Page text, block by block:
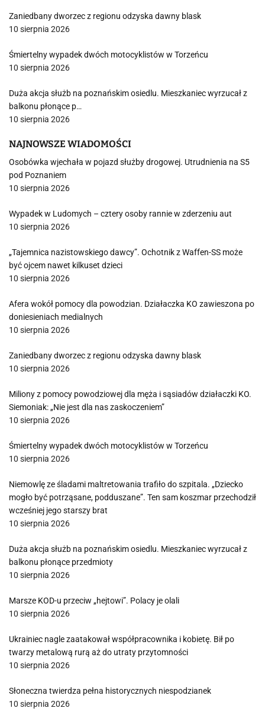
Zaniedbany dworzec z regionu odzyska dawny blask
10 sierpnia 2026
Śmiertelny wypadek dwóch motocyklistów w Torzeńcu
10 sierpnia 2026
Duża akcja służb na poznańskim osiedlu. Mieszkaniec wyrzucał z
balkonu płonące p…
10 sierpnia 2026
NAJNOWSZE WIADOMOŚCI
Osobówka wjechała w pojazd służby drogowej. Utrudnienia na S5
pod Poznaniem
10 sierpnia 2026
Wypadek w Ludomych – cztery osoby rannie w zderzeniu aut
10 sierpnia 2026
„Tajemnica nazistowskiego dawcy”. Ochotnik z Waffen-SS może
być ojcem nawet kilkuset dzieci
10 sierpnia 2026
Afera wokół pomocy dla powodzian. Działaczka KO zawieszona po
doniesieniach medialnych
10 sierpnia 2026
Zaniedbany dworzec z regionu odzyska dawny blask
10 sierpnia 2026
Miliony z pomocy powodziowej dla męża i sąsiadów działaczki KO.
Siemoniak: „Nie jest dla nas zaskoczeniem”
10 sierpnia 2026
Śmiertelny wypadek dwóch motocyklistów w Torzeńcu
10 sierpnia 2026
Niemowlę ze śladami maltretowania trafiło do szpitala. „Dziecko
mogło być potrząsane, podduszane”. Ten sam koszmar przechodził
wcześniej jego starszy brat
10 sierpnia 2026
Duża akcja służb na poznańskim osiedlu. Mieszkaniec wyrzucał z
balkonu płonące przedmioty
10 sierpnia 2026
Marsze KOD-u przeciw „hejtowi”. Polacy je olali
10 sierpnia 2026
Ukrainiec nagle zaatakował współpracownika i kobietę. Bił po
twarzy metalową rurą aż do utraty przytomności
10 sierpnia 2026
Słoneczna twierdza pełna historycznych niespodzianek
10 sierpnia 2026